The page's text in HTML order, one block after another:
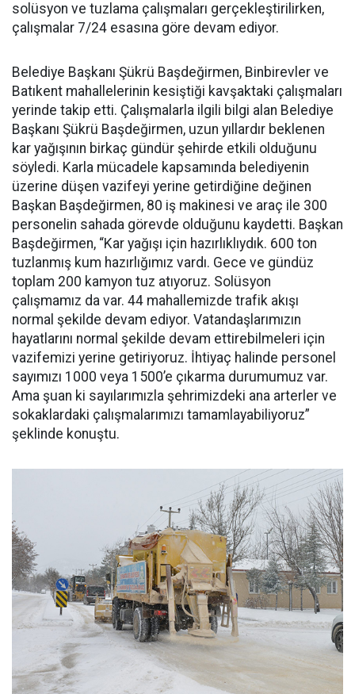
solüsyon ve tuzlama çalışmaları gerçekleştirilirken,
çalışmalar 7/24 esasına göre devam ediyor.
Belediye Başkanı Şükrü Başdeğirmen, Binbirevler ve
Batıkent mahallelerinin kesiştiği kavşaktaki çalışmaları
yerinde takip etti. Çalışmalarla ilgili bilgi alan Belediye
Başkanı Şükrü Başdeğirmen, uzun yıllardır beklenen
kar yağışının birkaç gündür şehirde etkili olduğunu
söyledi. Karla mücadele kapsamında belediyenin
üzerine düşen vazifeyi yerine getirdiğine değinen
Başkan Başdeğirmen, 80 iş makinesi ve araç ile 300
personelin sahada görevde olduğunu kaydetti. Başkan
Başdeğirmen, “Kar yağışı için hazırlıklıydık. 600 ton
tuzlanmış kum hazırlığımız vardı. Gece ve gündüz
toplam 200 kamyon tuz atıyoruz. Solüsyon
çalışmamız da var. 44 mahallemizde trafik akışı
normal şekilde devam ediyor. Vatandaşlarımızın
hayatlarını normal şekilde devam ettirebilmeleri için
vazifemizi yerine getiriyoruz. İhtiyaç halinde personel
sayımızı 1000 veya 1500’e çıkarma durumumuz var.
Ama şuan ki sayılarımızla şehrimizdeki ana arterler ve
sokaklardaki çalışmalarımızı tamamlayabiliyoruz”
şeklinde konuştu.